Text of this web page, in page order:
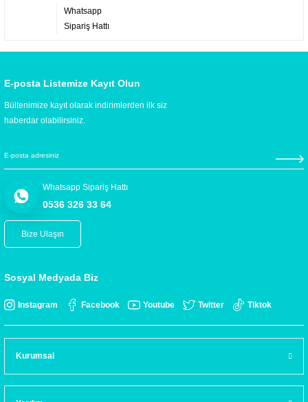
Whatsapp
Sipariş Hattı
E-posta Listemize Kayıt Olun
Bültenimize kayıt olarak indirimlerden ilk siz
haberdar olabilirsiniz.
Whatsapp Sipariş Hattı
0536 326 33 64
Bize Ulaşın
Sosyal Medyada Biz
Instagram Facebook Youtube Twitter Tiktok
Kurumsal